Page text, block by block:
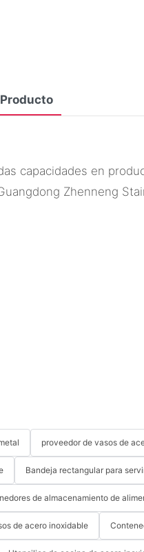
capacidades en
Zhenneng
proveedor de vasos de
Bandeja rectangular para
de almacenamiento de
de acero inoxidable